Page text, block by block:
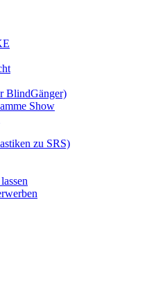
BlindGänger)
Show
zu SRS)